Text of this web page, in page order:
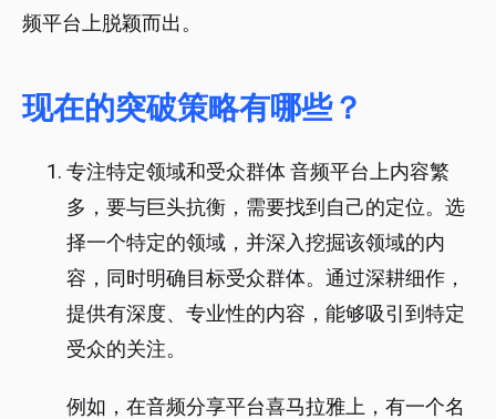
频平台上脱颖而出。
现在的突破策略有哪些？
专注特定领域和受众群体 音频平台上内容繁
多，要与巨头抗衡，需要找到自己的定位。选
择一个特定的领域，并深入挖掘该领域的内
容，同时明确目标受众群体。通过深耕细作，
提供有深度、专业性的内容，能够吸引到特定
受众的关注。
例如，在音频分享平台喜马拉雅上，有一个名